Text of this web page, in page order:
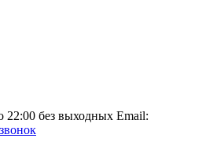
22:00 без выходных Email: